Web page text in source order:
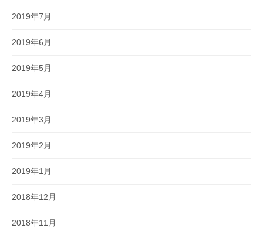
2019年7月
2019年6月
2019年5月
2019年4月
2019年3月
2019年2月
2019年1月
2018年12月
2018年11月